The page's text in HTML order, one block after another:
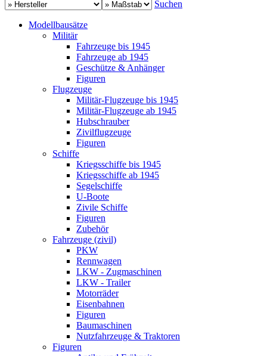
Suchen
Modellbausätze
Militär
Fahrzeuge bis 1945
Fahrzeuge ab 1945
Geschütze & Anhänger
Figuren
Flugzeuge
Militär-Flugzeuge bis 1945
Militär-Flugzeuge ab 1945
Hubschrauber
Zivilflugzeuge
Figuren
Schiffe
Kriegsschiffe bis 1945
Kriegsschiffe ab 1945
Segelschiffe
U-Boote
Zivile Schiffe
Figuren
Zubehör
Fahrzeuge (zivil)
PKW
Rennwagen
LKW - Zugmaschinen
LKW - Trailer
Motorräder
Eisenbahnen
Figuren
Baumaschinen
Nutzfahrzeuge & Traktoren
Figuren